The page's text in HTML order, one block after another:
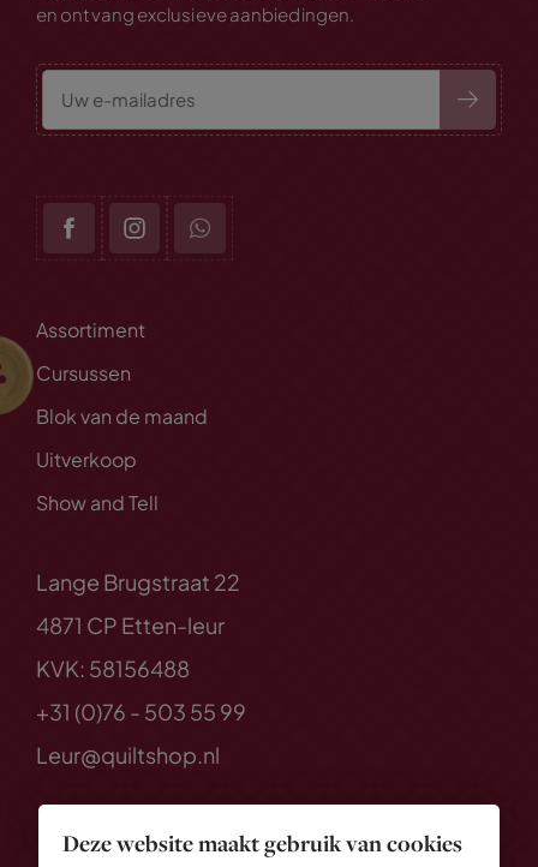
Deze website maakt gebruik van cookies
en ontvang exclusieve aanbiedingen.
Assortiment
Cursussen
Blok van de maand
Uitverkoop
Show and Tell
Lange Brugstraat 22
4871 CP Etten-leur
KVK: 58156488
+31 (0)76 - 503 55 99
Leur@quiltshop.nl